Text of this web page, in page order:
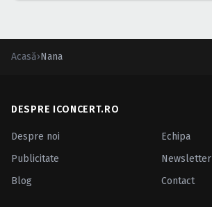
Acasă›Nana
DESPRE ICONCERT.RO
Despre noi
Echipa
Publicitate
Newsletter
Blog
Contact